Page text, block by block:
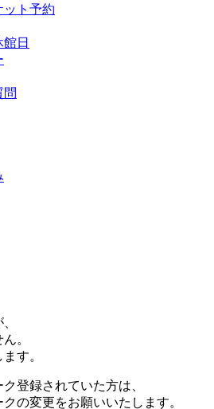
ット予約
日
問
。
す。
登録されていた方は、
の変更をお願いいたします。